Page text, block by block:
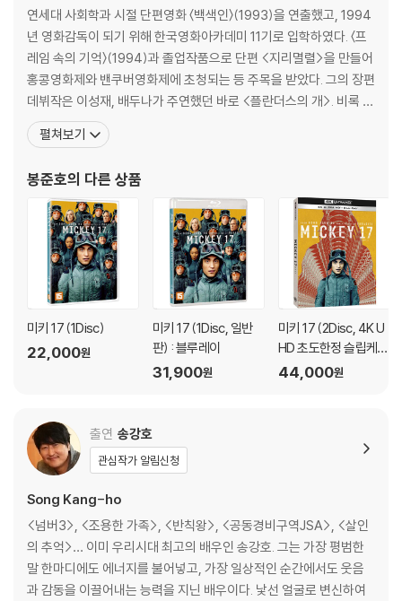
것을 권유해 드립니다.
2) 정전기와 먼지로 인해 재생이 원활하지 않은 경우가 있습니다. 디스크
를 마른 천으로 닦으시거나, DVD 클리너 등 전용 제품을 이용하면 대부분
해결됩니다.
3) 일부 PC 연결형 ODD의 경우 호환 상의 문제로 정상적인 디스크도 재
생이 불가능한 경우가 있습니다. 독립형 전용 플레이어 사용을 권장드리
며, ODD 사용으로 인한 재생 불량의 경우 교환 시에도 동일한 오류가 발
※ 디스크 외관 불량
디스크에 미세한 잔 흠집이 남아있거나 인쇄 면이 깨끗하지 않은 경우가
있으며, 상품의 불량이 아닙니다. 단, 재생에 이상이 있는 경우에는 불량으
로 인한 반품/교환이 가능합니다.
※ 교환/반품 안내
1) 불량으로 인한 교환/반품 요청 시에는 불량 확인을 위해 개봉 시의 동영
상을 요청할 수 있으며, 동영상이 없는 경우 교환/반품이 제한될 수 있습니
문의 바랍니다.
2) 사양 오인지, 오 구매, 변심 사유로의 반품은 제품 개봉 전에만 운임비
부담 후 처리 가능합니다.
이동 과정에서의 손상이 발생하면, 재 판매가 어려우므로 신중한 구매 선
택을 부탁드립니다.
4) 한정판 상품의 변심, 오구매로 인한 반품은 회송된 상품의 상태 확인 후
진행이 가능합니다. 택배 이동 중 파손이 발생하지 않도록 완충 포장을 부
탁드립니다.
연세대 사회학과 시절 단편영화 〈백색인〉(1993)을 연출했고, 1994
년 영화감독이 되기 위해 한국영화아카데미 11기로 입학하였다. 〈프
레임 속의 기억〉(1994)과 졸업작품으로 단편 <지리멸렬>을 만들어
홍콩영화제와 밴쿠버영화제에 초청되는 등 주목을 받았다. 그의 장편
데뷔작은 이성재, 배두나가 주연했던 바로 <플란더스의 개>. 비록 흥
행엔 실패했지만, 2000년 홍콩영화제 국제영화비평가연맹상(FIPR
ESCI Award), 뮌헨영화제 신인감독상(High Hope Award) 등을
는 영화인으로 만들었다.
펼쳐보기
봉준호의 다른 상품
미키 17 (1Disc)
22,000원
미키 17 (1Disc, 일반
판) : 블루레이
31,900원
미키 17 (2Disc, 4K U
HD 초도한정 슬립케이
스) : 블루레이
44,000원
출연 송강호
관심작가 알림신청
Song Kang-ho
<넘버3>, <조용한 가족>, <반칙왕>, <공동경비구역JSA>, <살인
의 추억>… 이미 우리시대 최고의 배우인 송강호. 그는 가장 평범한
말 한마디에도 에너지를 불어넣고, 가장 일상적인 순간에서도 웃음
과 감동을 이끌어내는 능력을 지닌 배우이다. 낯선 얼굴로 변신하여